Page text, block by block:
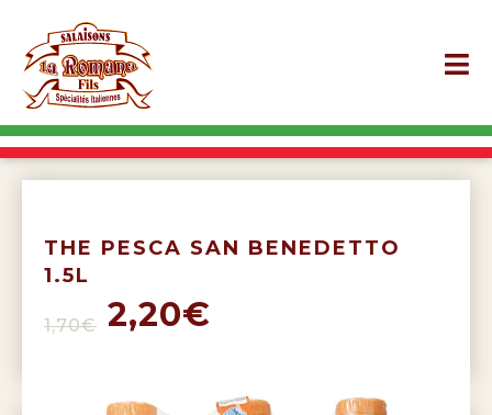
THE PESCA SAN BENEDETTO
1.5L
1,70€ 2,20€